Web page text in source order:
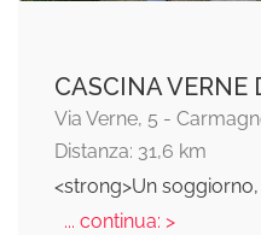
CASCINA VERNE
Via Verne, 5 -
Distanza: 31,6 km
<strong>Un
... continua: >